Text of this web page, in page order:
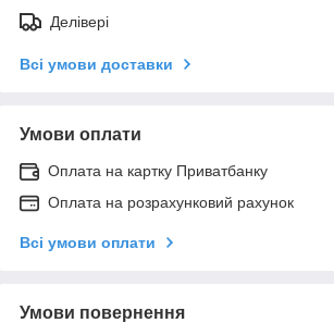
Делівері
Всі умови доставки
Умови оплати
Оплата на картку Приватбанку
Оплата на розрахунковий рахунок
Всі умови оплати
Умови повернення